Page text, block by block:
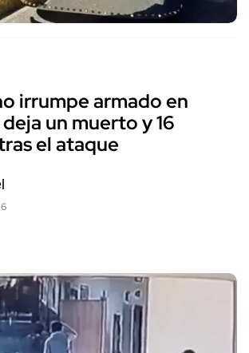
irrumpe armado en
un muerto y 16
el ataque